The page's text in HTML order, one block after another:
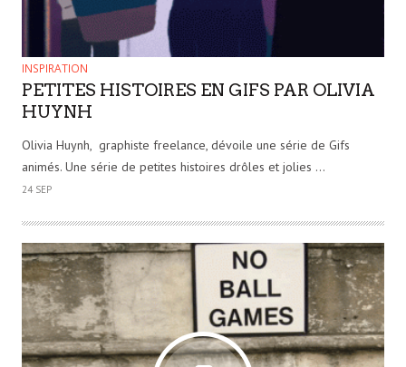
INSPIRATION
PETITES HISTOIRES EN GIFS PAR OLIVIA
HUYNH
Olivia Huynh, graphiste freelance, dévoile une série de Gifs
animés. Une série de petites histoires drôles et jolies …
24 SEP